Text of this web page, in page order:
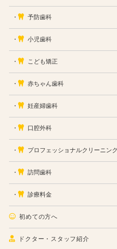
予防歯科
小児歯科
こども矯正
赤ちゃん歯科
妊産婦歯科
口腔外科
プロフェッショナルクリーニン
訪問歯科
診療料金
初めての方へ
ドクター・スタッフ紹介